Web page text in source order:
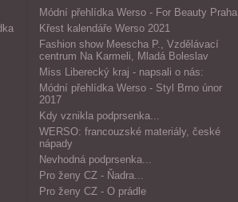
Módní přehlídka Werso - For Beauty Praha
Křest kalendáře Werso 2021
Fashion show Meescha P., Vzdělávací
centrum Na Karmeli, Mladá Boleslav
Miss Liberecký kraj - napsali o nás:
Módní přehlídka Werso - Styl Brno únor
2017
Kdy vznikla podprsenka...
WERSO: francouzské materiály, české
nápady
Nevhodná podprsenka...
Pro ženy CZ - Ňadra...
Pro ženy CZ - O prádle